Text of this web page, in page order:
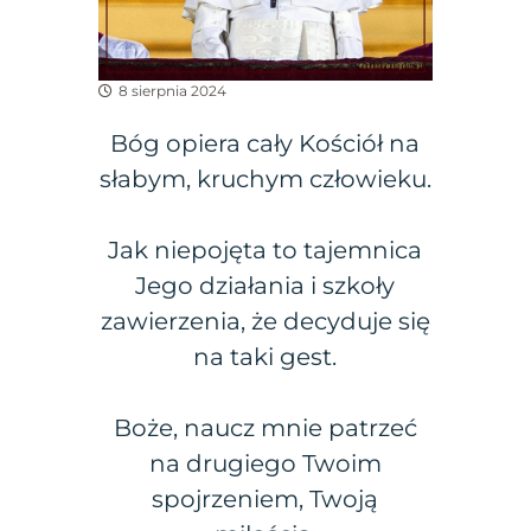
8 sierpnia 2024
Bóg opiera cały Kościół na
słabym, kruchym człowieku.
Jak niepojęta to tajemnica
Jego działania i szkoły
zawierzenia, że decyduje się
na taki gest.
Boże, naucz mnie patrzeć
na drugiego Twoim
spojrzeniem, Twoją